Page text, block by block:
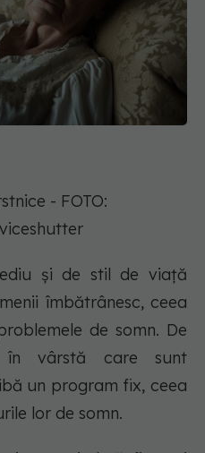
- FOTO:
și de stil de viață
îmbătrânesc, ceea
de somn. De
în vârstă care sunt
un program fix, ceea
lor de somn.